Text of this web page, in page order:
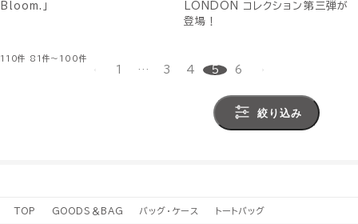
Bloom.」
LONDON コレクション第三弾が
登場！
110件 81件～100件
1 … 3 4 5 6
絞り込み
TOP GOODS＆BAG バッグ・ケース トートバッグ